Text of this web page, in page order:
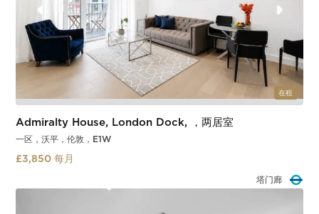
在租
Admiralty House, London Dock, ，两居室
一区，沃平，伦敦，E1W
£3,850 每月
塔门廊